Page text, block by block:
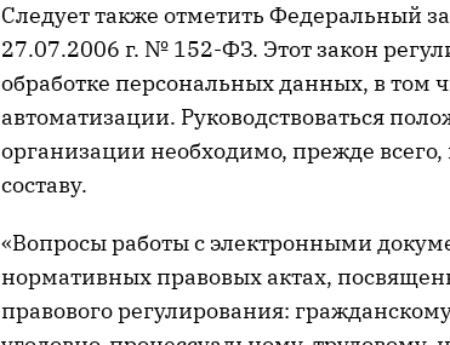
Следует также отметить Федеральный
27.07.2006 г. № 152-ФЗ. Этот закон
обработке персональных данных, в том
автоматизации. Руководствоваться
организации необходимо, прежде
составу.
«Вопросы работы с электронными
нормативных правовых актах,
правового регулирования: